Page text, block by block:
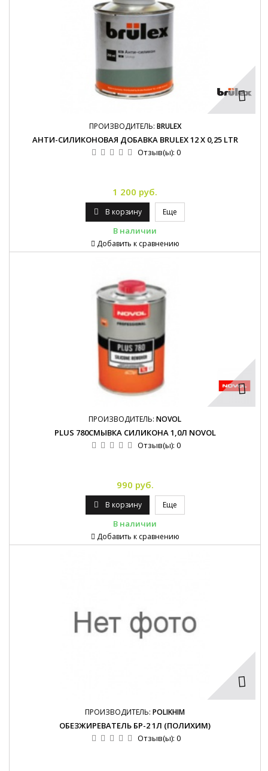
ПРОИЗВОДИТЕЛЬ: BRULEX
АНТИ-СИЛИКОНОВАЯ ДОБАВКА BRULEX 12 X 0,25 LTR
Отзыв(ы): 0
1 200 руб.
В корзину Еще
В наличии
Добавить к сравнению
ПРОИЗВОДИТЕЛЬ: NOVOL
PLUS 780СМЫВКА СИЛИКОНА 1,0Л NOVOL
Отзыв(ы): 0
990 руб.
В корзину Еще
В наличии
Добавить к сравнению
ПРОИЗВОДИТЕЛЬ: POLIKHIM
ОБЕЗЖИРЕВАТЕЛЬ БР-2 1Л (ПОЛИХИМ)
Отзыв(ы): 0